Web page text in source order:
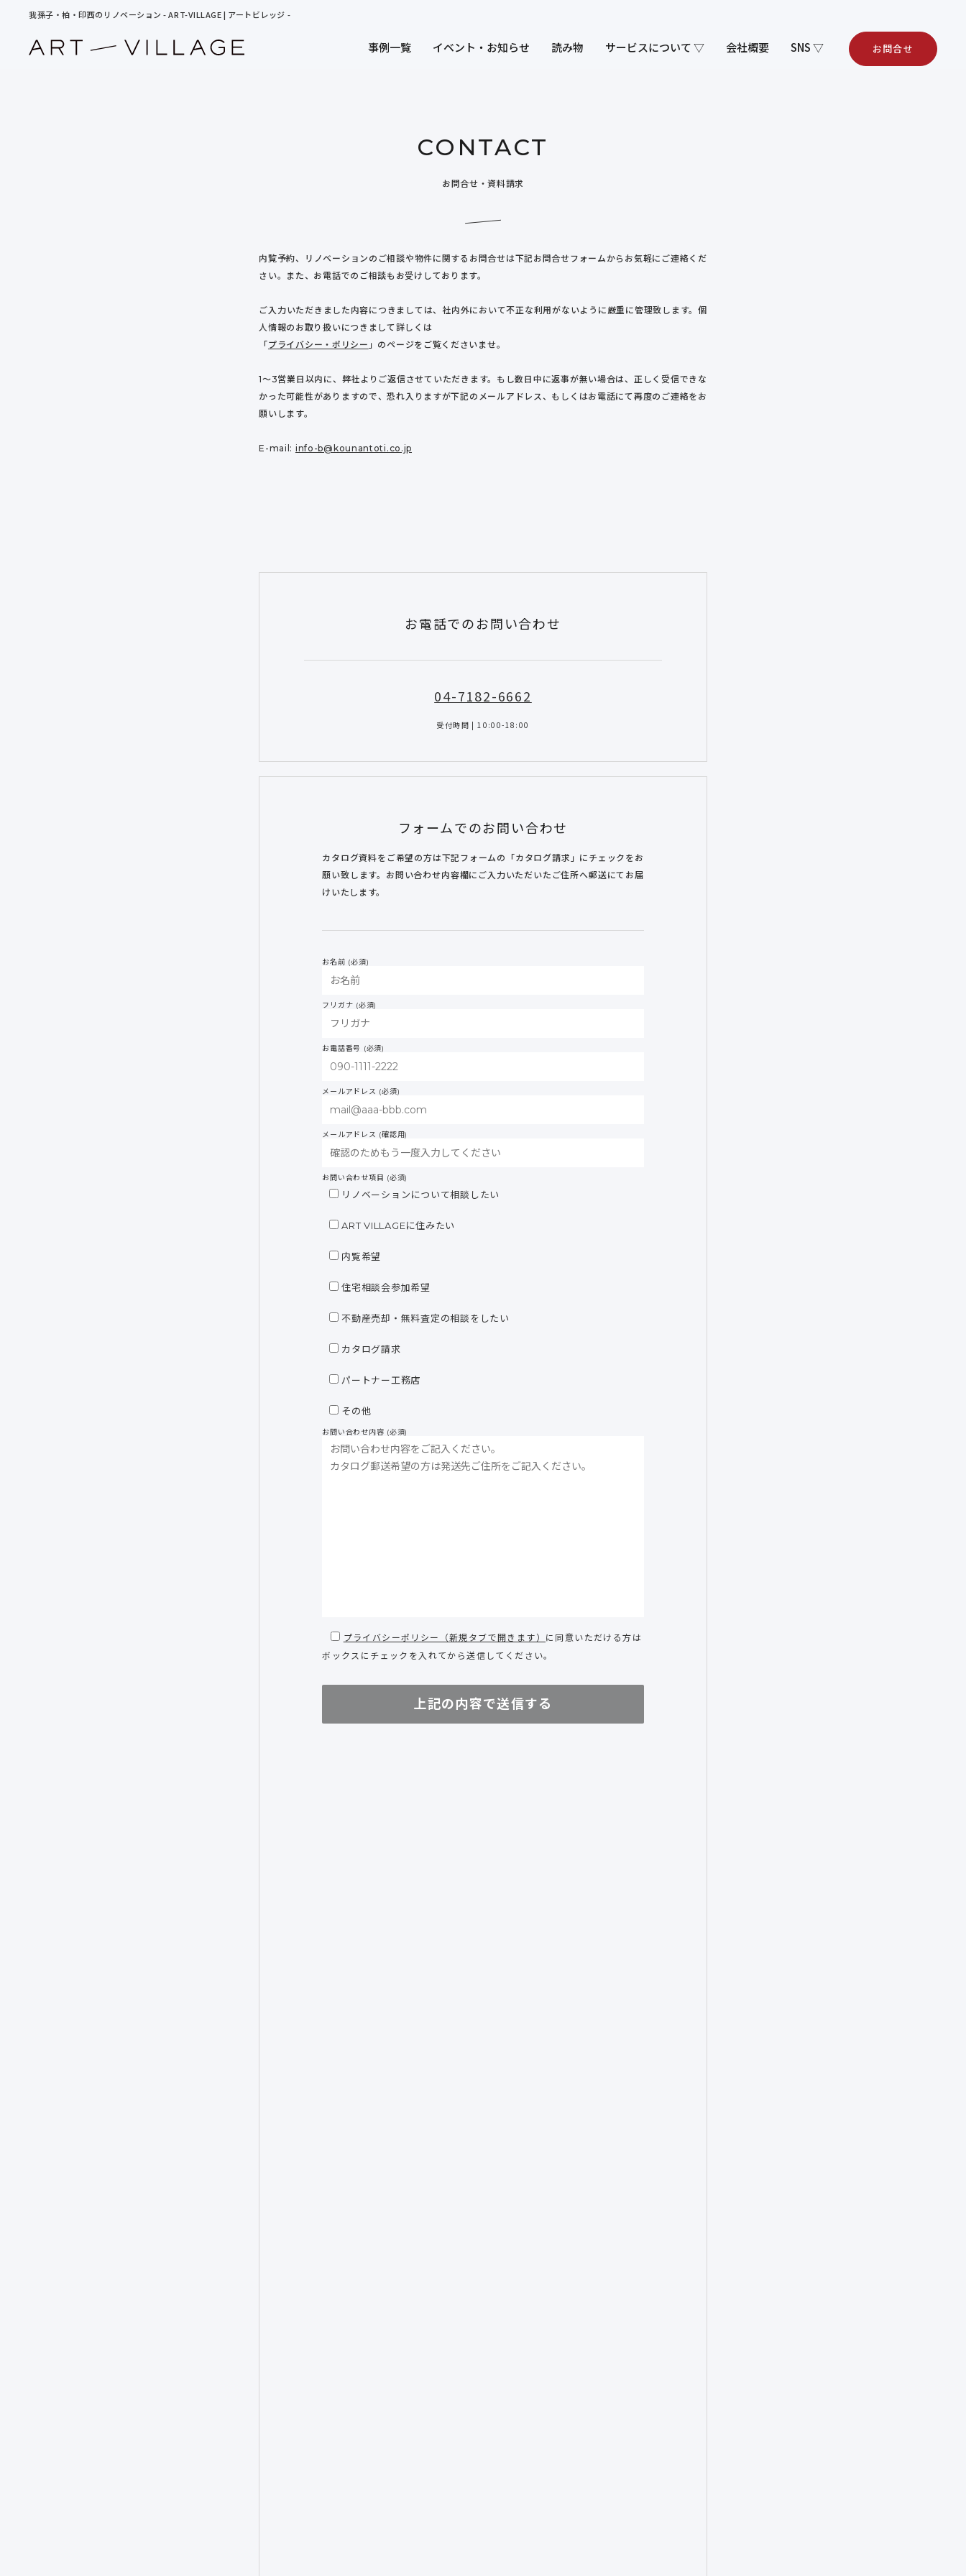
我孫子・柏・印西のリノベーション - ART-VILLAGE | アートビレッジ -
お問合せ
事例一覧 イベント・お知らせ 読み物 サービスについて ▽ 会社概要 SNS ▽
CONTACT
お問合せ・資料請求
内覧予約、リノベーションのご相談や物件に関するお問合せは下記お問合せフォームからお気軽にご連絡くだ
さい。また、お電話でのご相談もお受けしております。
ご入力いただきました内容につきましては、社内外において不正な利用がないように厳重に管理致します。個
人情報のお取り扱いにつきまして詳しくは
「プライバシー・ポリシー 」のページをご覧くださいませ。
1〜3営業日以内に、弊社よりご返信させていただきます。もし数日中に返事が無い場合は、正しく受信できな
かった可能性がありますので、恐れ入りますが下記のメールアドレス、もしくはお電話にて再度のご連絡をお
願いします。
E-mail: info-b@kounantoti.co.jp
お電話でのお問い合わせ
04-7182-6662
受付時間 | 10:00-18:00
フォームでのお問い合わせ
カタログ資料をご希望の方は下記フォームの「カタログ請求」にチェックをお
願い致します。お問い合わせ内容欄にご入力いただいたご住所へ郵送にてお届
けいたします。
お名前 (必須)
フリガナ (必須)
お電話番号 (必須)
メールアドレス (必須)
メールアドレス (確認用)
お問い合わせ項目 (必須)
リノベーションについて相談したい
ART VILLAGEに住みたい
内覧希望
住宅相談会参加希望
不動産売却・無料査定の相談をしたい
カタログ請求
パートナー工務店
その他
お問い合わせ内容 (必須)
プライバシーポリシー（新規タブで開きます） に同意いただける方は
ボックスにチェックを入れてから送信してください。